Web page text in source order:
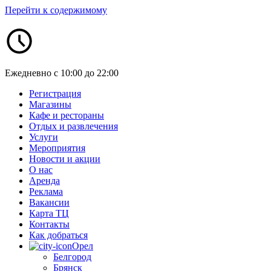
Перейти к содержимому
Ежедневно с 10:00 до 22:00
Регистрация
Магазины
Кафе и рестораны
Отдых и развлечения
Услуги
Мероприятия
Новости и акции
О нас
Аренда
Реклама
Вакансии
Карта ТЦ
Контакты
Как добраться
Орел
Белгород
Брянск